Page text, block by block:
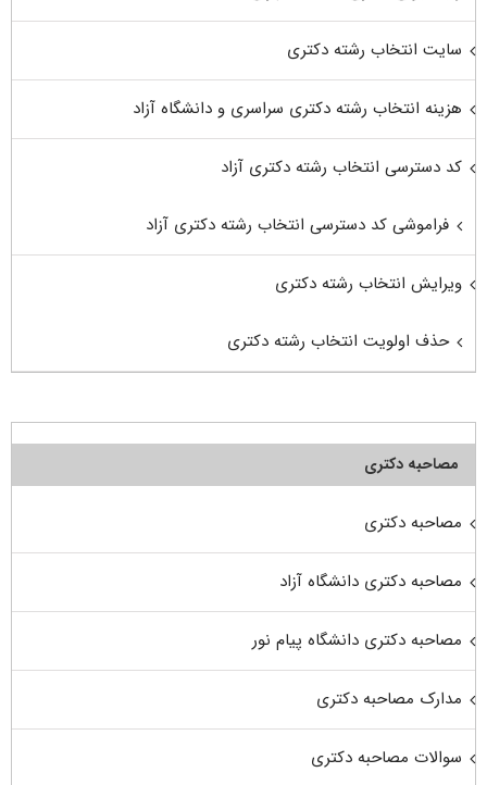
سایت انتخاب رشته دکتری
هزینه انتخاب رشته دکتری سراسری و دانشگاه آزاد
کد دسترسی انتخاب رشته دکتری آزاد
فراموشی کد دسترسی انتخاب رشته دکتری آزاد
ویرایش انتخاب رشته دکتری
حذف اولویت انتخاب رشته دکتری
مصاحبه دکتری
مصاحبه دکتری
مصاحبه دکتری دانشگاه آزاد
مصاحبه دکتری دانشگاه پیام نور
مدارک مصاحبه دکتری
سوالات مصاحبه دکتری